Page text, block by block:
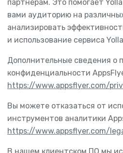
партнерам. Это помогает
вами аудиторию на
анализировать
и использование сервиса
Дополнительные сведения о
конфиденциальности
https://www.appsflyer.com/
Вы можете отказаться от
инструментов аналитики
https://www.appsflyer.com/